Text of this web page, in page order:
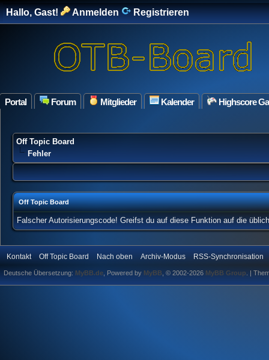
Hallo, Gast! Anmelden Registrieren
Portal Forum Mitglieder Kalender Highscore
Off Topic Board
Fehler
Off Topic Board
Falscher Autorisierungscode! Greifst du auf diese Funktion auf die
Kontakt Off Topic Board Nach oben Archiv-Modus RSS-Synchronisation
Deutsche Übersetzung: MyBB.de , Powered by MyBB , © 2002-2026 MyBB Group |